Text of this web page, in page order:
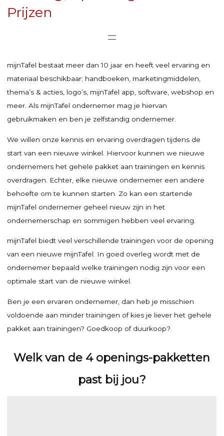
Prijzen
mijnTafel bestaat meer dan 10 jaar en heeft veel ervaring en
materiaal beschikbaar; handboeken, marketingmiddelen,
thema’s & acties, logo’s, mijnTafel app, software, webshop en
meer. Als mijnTafel ondernemer mag je hiervan
gebruikmaken en ben je zelfstandig ondernemer.
We willen onze kennis en ervaring overdragen tijdens de
start van een nieuwe winkel. Hiervoor kunnen we nieuwe
ondernemers het gehele pakket aan trainingen en kennis
overdragen. Echter, elke nieuwe ondernemer een andere
behoefte om te kunnen starten. Zo kan een startende
mijnTafel ondernemer geheel nieuw zijn in het
ondernemerschap en sommigen hebben veel ervaring.
mijnTafel biedt veel verschillende trainingen voor de opening
van een nieuwe mijnTafel. In goed overleg wordt met de
ondernemer bepaald welke trainingen nodig zijn voor een
optimale start van de nieuwe winkel.
Ben je een ervaren ondernemer, dan heb je misschien
voldoende aan minder trainingen of kies je liever het gehele
pakket aan trainingen? Goedkoop of duurkoop?
Welk van de 4 openings-pakketten
past bij jou?